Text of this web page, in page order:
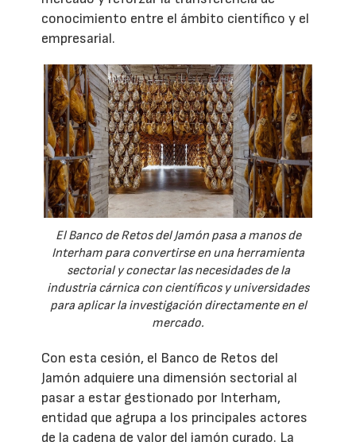
conocimiento entre el ámbito científico y el
empresarial.
El Banco de Retos del Jamón pasa a manos de
Interham para convertirse en una herramienta
sectorial y conectar las necesidades de la
industria cárnica con científicos y universidades
para aplicar la investigación directamente en el
mercado.
Con esta cesión, el Banco de Retos del
Jamón adquiere una dimensión sectorial al
pasar a estar gestionado por Interham,
entidad que agrupa a los principales actores
de la cadena de valor del jamón curado. La